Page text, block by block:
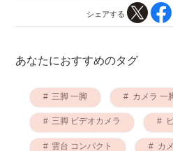
シェアする
あなたにおすすめのタグ
三脚 一脚 カメラ 一
三脚 ビデオカメラ
雲台 コンパクト カ